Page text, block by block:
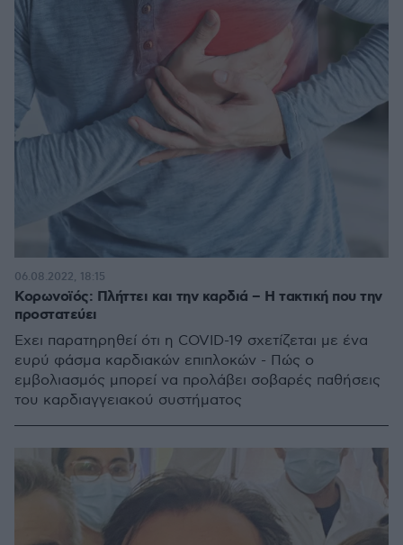
Κορωνοϊός: Πλήττει και την καρδιά – Η τακτική που την
προστατεύει
Έχει παρατηρηθεί ότι η COVID-19 σχετίζεται με ένα
ευρύ φάσμα καρδιακών επιπλοκών - Πώς ο
εμβολιασμός μπορεί να προλάβει σοβαρές παθήσεις
του καρδιαγγειακού συστήματος
06.08.2022, 18:15